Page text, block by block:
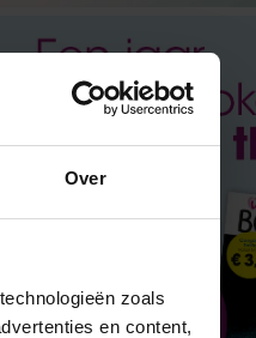
Over
zoals
en content,